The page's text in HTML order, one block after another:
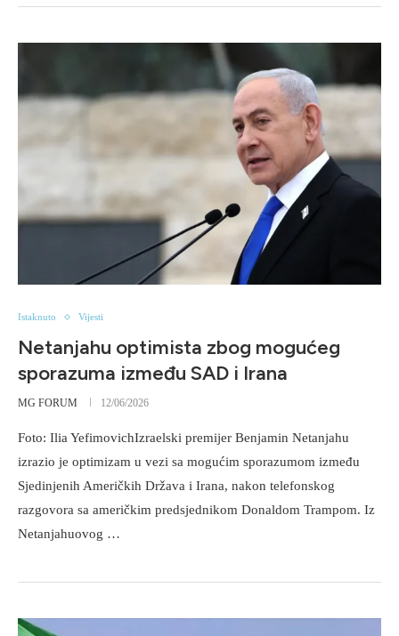
Istaknuto Vijesti
Netanjahu optimista zbog mogućeg
sporazuma između SAD i Irana
MG FORUM 12/06/2026
Foto: Ilia YefimovichIzraelski premijer Benjamin Netanjahu
izrazio je optimizam u vezi sa mogućim sporazumom između
Sjedinjenih Američkih Država i Irana, nakon telefonskog
razgovora sa američkim predsjednikom Donaldom Trampom. Iz
Netanjahuovog …